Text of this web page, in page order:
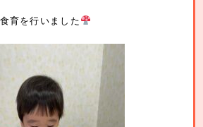
食育を行いました